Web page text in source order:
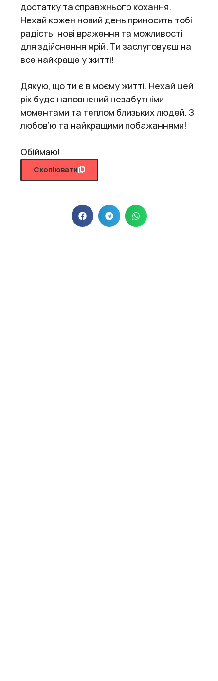
достатку та справжнього кохання.
Нехай кожен новий день приносить тобі
радість, нові враження та можливості
для здійснення мрій. Ти заслуговуєш на
все найкраще у житті!
Дякую, що ти є в моєму житті. Нехай цей
рік буде наповнений незабутніми
моментами та теплом близьких людей. З
любов’ю та найкращими побажаннями!
Обіймаю!
Скопіювати